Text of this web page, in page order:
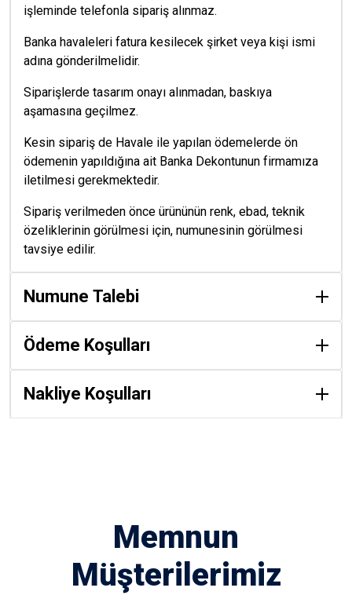
işleminde telefonla sipariş alınmaz.
Banka havaleleri fatura kesilecek şirket veya kişi ismi
adına gönderilmelidir.
Siparişlerde tasarım onayı alınmadan, baskıya
aşamasına geçilmez.
Kesin sipariş de Havale ile yapılan ödemelerde ön
ödemenin yapıldığına ait Banka Dekontunun firmamıza
iletilmesi gerekmektedir.
Sipariş verilmeden önce ürününün renk, ebad, teknik
özeliklerinin görülmesi için, numunesinin görülmesi
tavsiye edilir.
Numune Talebi
Ödeme Koşulları
Nakliye Koşulları
Memnun
Müşterilerimiz